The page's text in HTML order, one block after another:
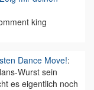
king
Dance Move!:
Wurst sein
es eigentlich noch